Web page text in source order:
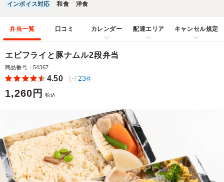
インボイス対応
和食 洋食
弁当一覧 口コミ カレンダー 配達エリア キャンセル規定
エビフライと豚ナムル2段弁当
商品番号：54367
4.50 23件
1,260円 税込